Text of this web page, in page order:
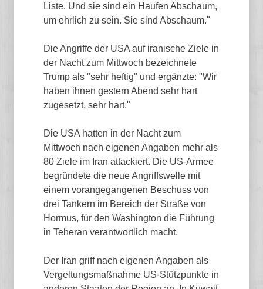
Liste. Und sie sind ein Haufen Abschaum,
um ehrlich zu sein. Sie sind Abschaum."
Die Angriffe der USA auf iranische Ziele in
der Nacht zum Mittwoch bezeichnete
Trump als "sehr heftig" und ergänzte: "Wir
haben ihnen gestern Abend sehr hart
zugesetzt, sehr hart."
Die USA hatten in der Nacht zum
Mittwoch nach eigenen Angaben mehr als
80 Ziele im Iran attackiert. Die US-Armee
begründete die neue Angriffswelle mit
einem vorangegangenen Beschuss von
drei Tankern im Bereich der Straße von
Hormus, für den Washington die Führung
in Teheran verantwortlich macht.
Der Iran griff nach eigenen Angaben als
Vergeltungsmaßnahme US-Stützpunkte in